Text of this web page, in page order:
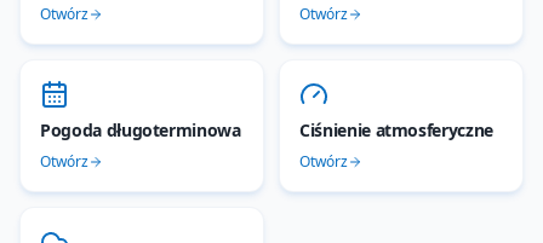
Otwórz Otwórz
Pogoda długoterminowa
Otwórz
Ciśnienie atmosferyczne
Otwórz